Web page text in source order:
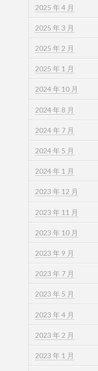
2025 年 4 月
2025 年 3 月
2025 年 2 月
2025 年 1 月
2024 年 10 月
2024 年 8 月
2024 年 7 月
2024 年 5 月
2024 年 1 月
2023 年 12 月
2023 年 11 月
2023 年 10 月
2023 年 9 月
2023 年 7 月
2023 年 5 月
2023 年 4 月
2023 年 2 月
2023 年 1 月